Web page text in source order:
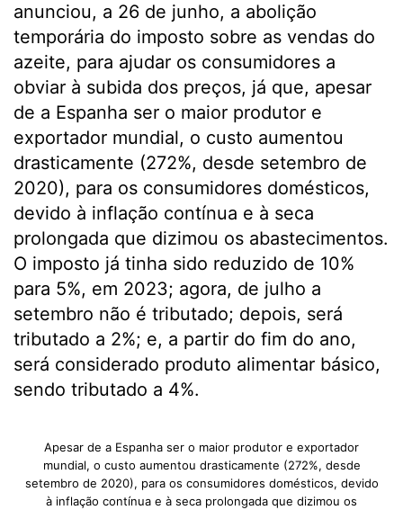
anunciou, a 26 de junho, a abolição
temporária do imposto sobre as vendas do
azeite, para ajudar os consumidores a
obviar à subida dos preços, já que, apesar
de a Espanha ser o maior produtor e
exportador mundial, o custo aumentou
drasticamente (272%, desde setembro de
2020), para os consumidores domésticos,
devido à inflação contínua e à seca
prolongada que dizimou os abastecimentos.
O imposto já tinha sido reduzido de 10%
para 5%, em 2023; agora, de julho a
setembro não é tributado; depois, será
tributado a 2%; e, a partir do fim do ano,
será considerado produto alimentar básico,
sendo tributado a 4%.
Apesar de a Espanha ser o maior produtor e exportador
mundial, o custo aumentou drasticamente (272%, desde
setembro de 2020), para os consumidores domésticos, devido
à inflação contínua e à seca prolongada que dizimou os